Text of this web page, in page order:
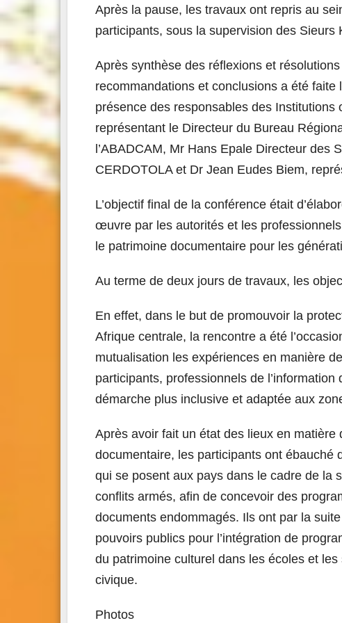
Après la pause, les travaux ont repris au
participants, sous la supervision des Sieurs
Après synthèse des réflexions et
recommandations et conclusions a été
présence des responsables des
représentant le Directeur du Bureau
l’ABADCAM, Mr Hans Epale Directeur des
CERDOTOLA et Dr Jean Eudes Biem,
L’objectif final de la conférence était
œuvre par les autorités et les
le patrimoine documentaire pour les
Au terme de deux jours de travaux, les
En effet, dans le but de promouvoir la
Afrique centrale, la rencontre a été
mutualisation les expériences en manière
participants, professionnels de
démarche plus inclusive et adaptée aux
Après avoir fait un état des lieux en
documentaire, les participants ont ébauché
qui se posent aux pays dans le cadre de la
conflits armés, afin de concevoir des
documents endommagés. Ils ont par la
pouvoirs publics pour l’intégration de
du patrimoine culturel dans les écoles et
civique.
Photos